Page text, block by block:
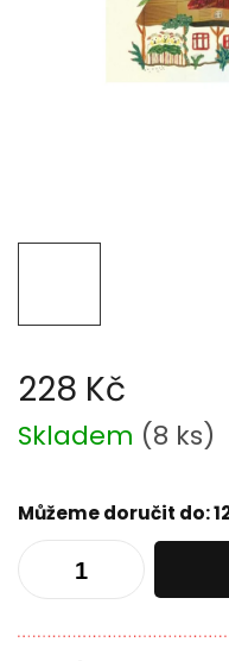
228 Kč
Měrná
cena:
Skladem (8 ks)
Můžeme doručit do: